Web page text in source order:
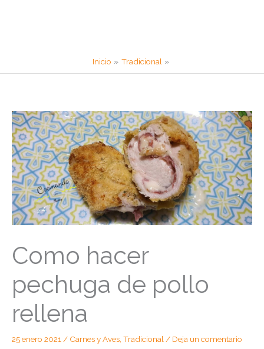
Inicio Tradicional
Como hacer
pechuga de pollo
rellena
25 enero 2021/ Carnes y Aves, Tradicional/ Deja un comentario